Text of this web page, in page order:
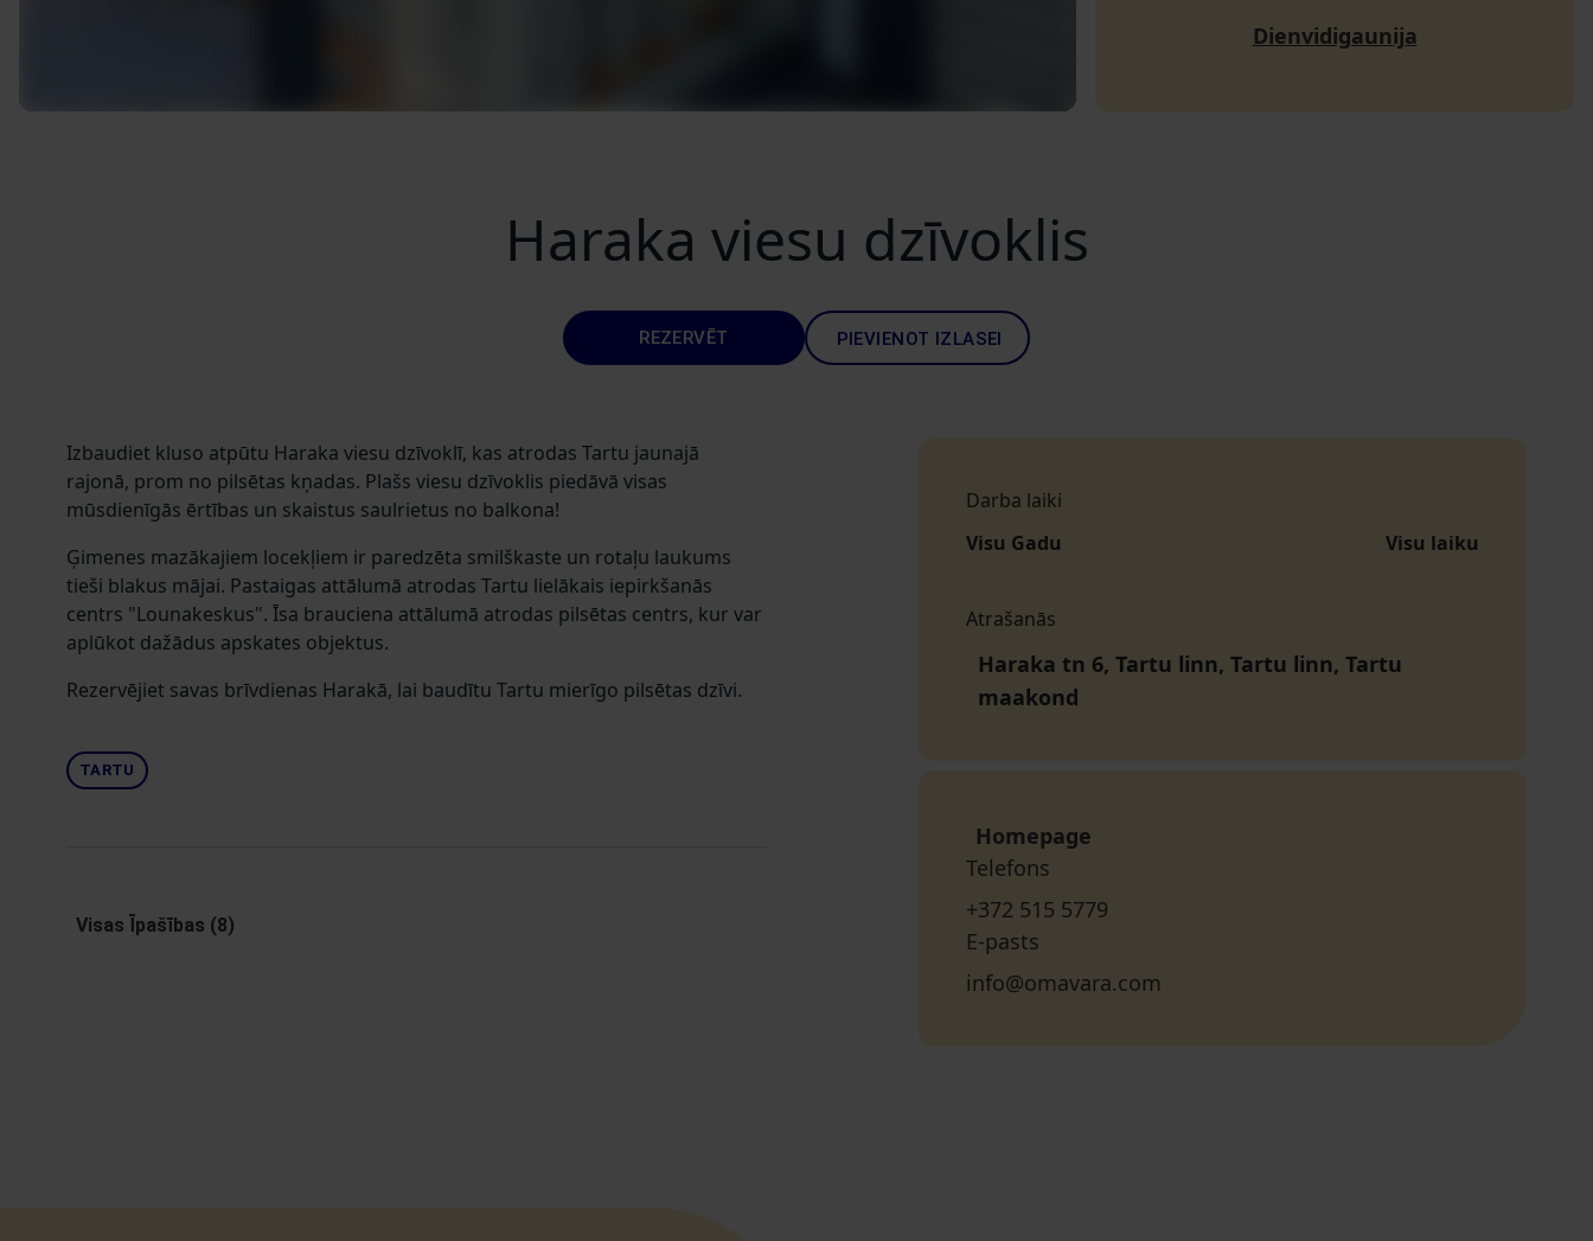
Dienvidigaunija
Haraka viesu dzīvoklis
REZERVĒT PIEVIENOT IZLASEI
Izbaudiet kluso atpūtu Haraka viesu dzīvoklī, kas atrodas Tartu jaunajā
rajonā, prom no pilsētas kņadas. Plašs viesu dzīvoklis piedāvā visas
mūsdienīgās ērtības un skaistus saulrietus no balkona!
Ģimenes mazākajiem locekļiem ir paredzēta smilškaste un rotaļu laukums
tieši blakus mājai. Pastaigas attālumā atrodas Tartu lielākais iepirkšanās
centrs "Lounakeskus". Īsa brauciena attālumā atrodas pilsētas centrs, kur var
aplūkot dažādus apskates objektus.
Rezervējiet savas brīvdienas Harakā, lai baudītu Tartu mierīgo pilsētas dzīvi.
TARTU
Visas Īpašības (8)
Darba laiki
Visu Gadu
Visu laiku
Atrašanās
Haraka tn 6, Tartu linn, Tartu linn, Tartu
maakond
Homepage
Telefons
+372 515 5779
E-pasts
info@omavara.com